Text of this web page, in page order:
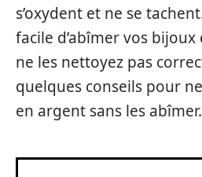
s’oxydent et ne se
facile d’abîmer vos
ne les nettoyez pas
quelques conseils pour
en argent sans les abîmer.